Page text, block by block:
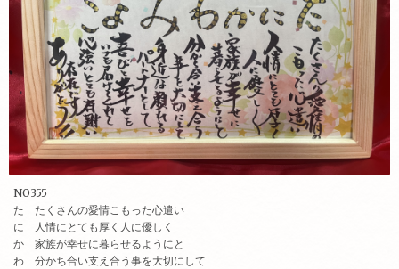
NO355
た たくさんの愛情こもった心遣い
に 人情にとても厚く人に優しく
か 家族が幸せに暮らせるようにと
わ 分かち合い支え合う事を大切にして